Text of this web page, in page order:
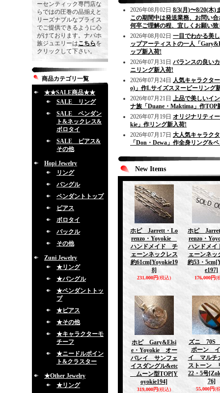
ーセンティック専門店な
らではの圧巻の品揃えと
リーズナブルなプライス
でご提供できるように心
がけております。ナバホ
族ジュエリーはこちらを
クリックして下さい。
商品カテゴリ一覧
★★SALE商品★★
SALE リング
SALE ペンダン
ト&ネックレス&
ボロタイ
SALE ピアス&
その他
Hopi Jewelry
リング
バングル
ペンダントトップ
ピアス
ボロタイ
バックル
その他
Zuni Jewelry
★リング
★バングル
★ペンダントトッ
プ
★ピアス
★その他
★キャラクターモ
チーフ
★ニードルポイン
ト&クラスター
★Other Jewelry
★リング
2026年08月02日 8/3(月)〜8/20(木)
この期間中は発送業務、お問い
何卒ご理解の程、宜しくお願い致
2026年08月02日 一目でわかる美
ップアーティストの一人「
ップ新入荷!
2026年07月31日 バランスの良い
ニリング新入荷!
2026年07月24日 人気キャラクタ
o)」作Lサイズスヌーピーリング
2026年07月21日 上品で美しいイ
ナ族「Duane・Maktima」作TOP
2026年07月19日 オリジナリティ
kie」作リング新入荷!
2026年07月17日 大人気キャラク
「Don・Dewa」作全身リング&
New Items
ホピ Jarrett・Lo
renzo・Yoyokie
ハンドメイド チ
ェーンネックレス
約61cm[Yoyokie19
8]
231,000円(税込)
ホピ
renzo・
ハンドメ
ェーンネッ
約53・5cm
e197]
176,000円(
ホピ Gary&Elsi
e・Yoyokie オー
バレイ サンフェ
イスダングル&etc
ムーン型TOP[Y
oyokie194]
319,000円(税込)
ズニ 70S
ポーン
イ マルチ
ストーン
22・5号
76]
55,000円(